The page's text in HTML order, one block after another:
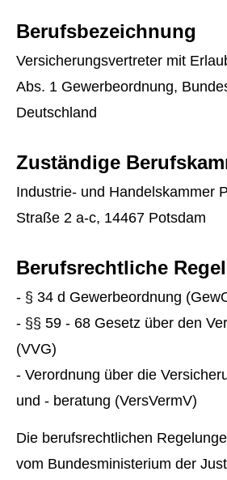
Berufsbezeichnung
Versicherungsvertreter mit
Abs. 1 Gewerbeordnung,
Deutschland
Zuständige
Industrie- und Handelskammer
Straße 2 a-c, 14467 Potsdam
Berufsrechtliche
- § 34 d Gewerbeordnung
- §§ 59 - 68 Gesetz über den
(VVG)
- Verordnung über die
und - beratung (VersVermV)
Die berufsrechtlichen
vom Bundesministerium der